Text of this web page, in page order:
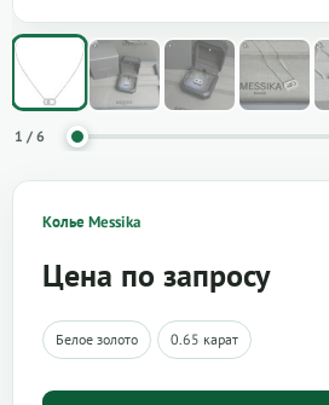
1 / 6
Колье Messika
Цена по запросу
Белое золото 0.65 карат